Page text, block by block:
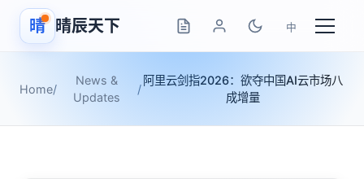
晴 晴辰天下 中
Home/
News &
Updates
/
阿里云剑指2026：欲夺中国AI云市场八
成增量